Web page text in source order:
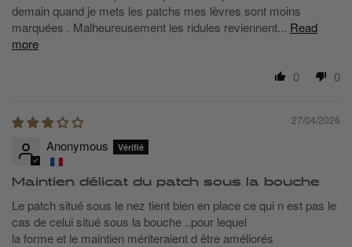
demain quand je mets les patchs mes lèvres sont moins
marquées . Malheureusement les ridules reviennent... Read
more
0
0
27/04/2026
Anonymous
Maintien délicat du patch sous la bouche
Le patch situé sous le nez tient bien en place ce qui n est pas le
cas de celui situé sous la bouche ..pour lequel
la forme et le maintien mériteraient d être améliorés